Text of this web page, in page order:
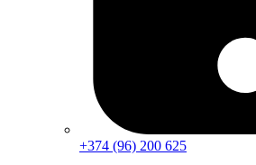
+374 (96) 200 625